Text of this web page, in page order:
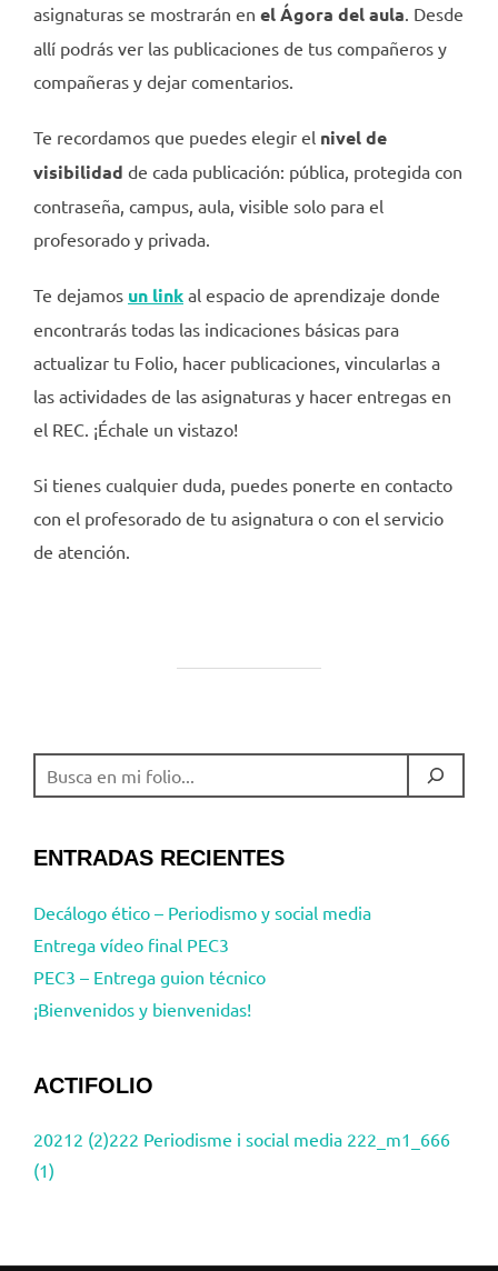
asignaturas se mostrarán en el Ágora del aula . Desde
allí podrás ver las publicaciones de tus compañeros y
compañeras y dejar comentarios.
Te recordamos que puedes elegir el nivel de
visibilidad de cada publicación: pública, protegida con
contraseña, campus, aula, visible solo para el
profesorado y privada.
Te dejamos un link al espacio de aprendizaje donde
encontrarás todas las indicaciones básicas para
actualizar tu Folio, hacer publicaciones, vincularlas a
las actividades de las asignaturas y hacer entregas en
el REC. ¡Échale un vistazo!
Si tienes cualquier duda, puedes ponerte en contacto
con el profesorado de tu asignatura o con el servicio
de atención.
BUSCAR
ENTRADAS RECIENTES
Decálogo ético – Periodismo y social media
Entrega vídeo final PEC3
PEC3 – Entrega guion técnico
¡Bienvenidos y bienvenidas!
ACTIFOLIO
20212 (2)222 Periodisme i social media 222_m1_666
(1)